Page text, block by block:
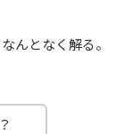
んとなく解る。